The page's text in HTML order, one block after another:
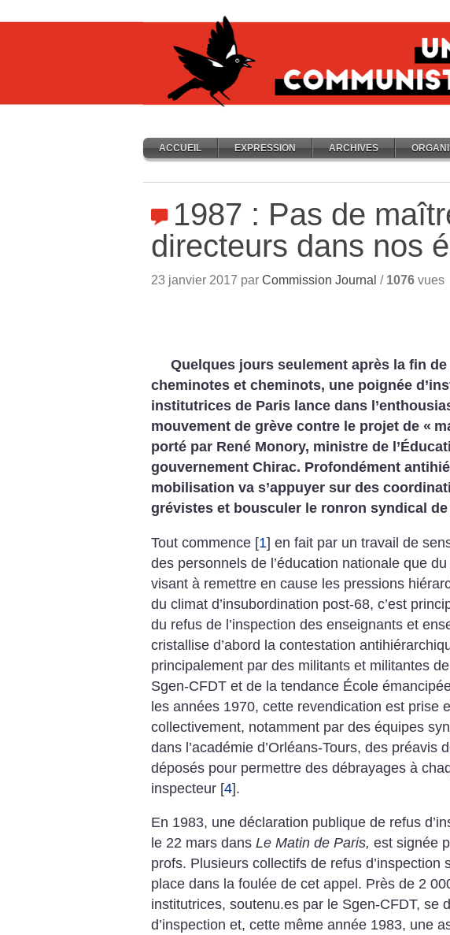
ACCUEIL EXPRESSION ARCHIVES
1987 : Pas de
directeurs dans nos
23 janvier 2017 par Commission Journal / 1076 vues
Quelques jours seulement après la fin
cheminotes et cheminots, une poignée
institutrices de Paris lance dans
mouvement de grève contre le projet de «
porté par René Monory, ministre de
gouvernement Chirac. Profondément
mobilisation va s’appuyer sur des
grévistes et bousculer le ronron syndical de
Tout commence [1] en fait par un travail de
des personnels de l’éducation nationale que
visant à remettre en cause les pressions
du climat d’insubordination post-68, c’est
du refus de l’inspection des enseignants et
cristallise d’abord la contestation
principalement par des militants et militantes de
Sgen-CFDT et de la tendance École
les années 1970, cette revendication est prise
collectivement, notamment par des équipes
dans l’académie d’Orléans-Tours, des préavis
déposés pour permettre des débrayages à
inspecteur [4].
En 1983, une déclaration publique de refus
le 22 mars dans Le Matin de Paris, est signée
profs. Plusieurs collectifs de refus d’inspection
place dans la foulée de cet appel. Près de 2
institutrices, soutenu.es par le Sgen-CFDT, se
d’inspection et, cette même année 1983, une